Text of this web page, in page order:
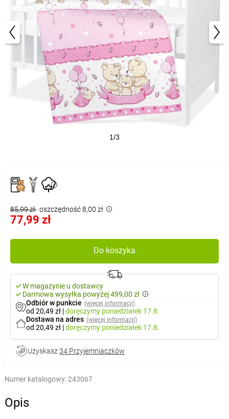
1/3
85,99 zł oszczędność 8,00 zł
77,99 zł
Do koszyka
W magazynie u dostawcy
Darmowa wysyłka powyżej 499,00 zł
Odbiór w punkcie (więcej informacji)
od 20,49 zł |doręczymy poniedziałek 17.8.
Dostawa na adres (więcej informacji)
od 20,49 zł |doręczymy poniedziałek 17.8.
Uzyskasz 34 Przyjemniaczków
Numer katalogowy:243067
Opis